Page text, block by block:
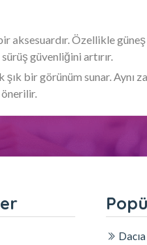
Özellikle
güvenliğini artırır.
şık bir görünüm sunar.
önerilir.